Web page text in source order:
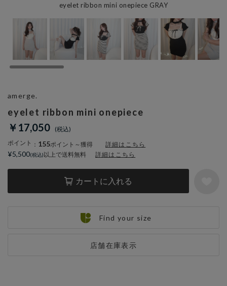
eyelet ribbon mini onepiece GRAY
eyelet ribbon mini onepiece
￥17,050
ポイント ： 155ポイント～獲得 詳細はこちら
カートに入れる
店舗在庫表示
amerge.
¥5,500 以上で送料無料 詳細はこちら
Find your size